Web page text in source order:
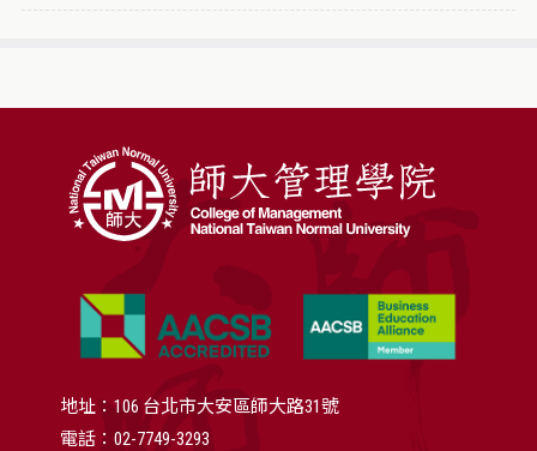
地址：106 台北市大安區師大路31號
電話：02-7749-3293